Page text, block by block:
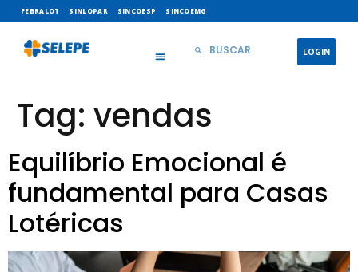
FEBRALOT SINLOPAR SINCOESP SINCOEMG
LOGIN
Tag: vendas
Equilíbrio Emocional é
fundamental para Casas
Lotéricas